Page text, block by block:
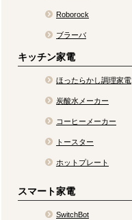
Roborock
ブラーバ
キッチン家電
ほったらかし調理家電
炭酸水メーカー
コーヒーメーカー
トースター
ホットプレート
スマート家電
SwitchBot